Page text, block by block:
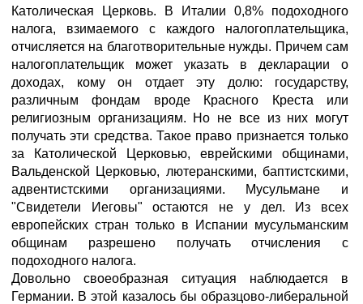
Католическая Церковь. В Италии 0,8% подоходного
налога, взимаемого с каждого налогоплательщика,
отчисляется на благотворительные нужды. Причем сам
налогоплательщик может указать в декларации о
доходах, кому он отдает эту долю: государству,
различным фондам вроде Красного Креста или
религиозным организациям. Но не все из них могут
получать эти средства. Такое право признается только
за Католической Церковью, еврейскими общинами,
Вальденской Церковью, лютеранскими, баптистскими,
адвентистскими организациями. Мусульмане и
"Свидетели Иеговы" остаются не у дел. Из всех
европейских стран только в Испании мусульманским
общинам разрешено получать отчисления с
подоходного налога.
Довольно своеобразная ситуация наблюдается в
Германии. В этой казалось бы образцово-либеральной